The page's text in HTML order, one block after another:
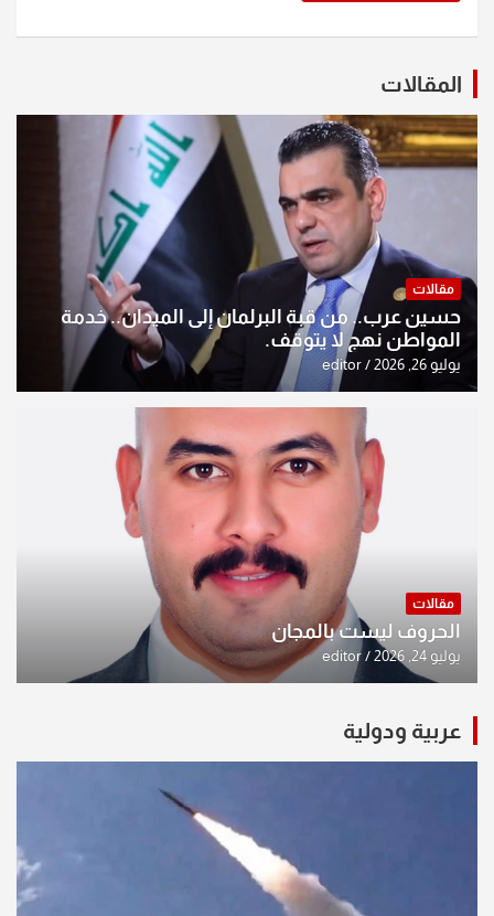
المقالات
مقالات
حسين عرب.. من قبة البرلمان إلى الميدان.. خدمة
المواطن نهج لا يتوقف.
يوليو 26, 2026 editor
مقالات
الحروف ليست بالمجان
يوليو 24, 2026 editor
عربية ودولية